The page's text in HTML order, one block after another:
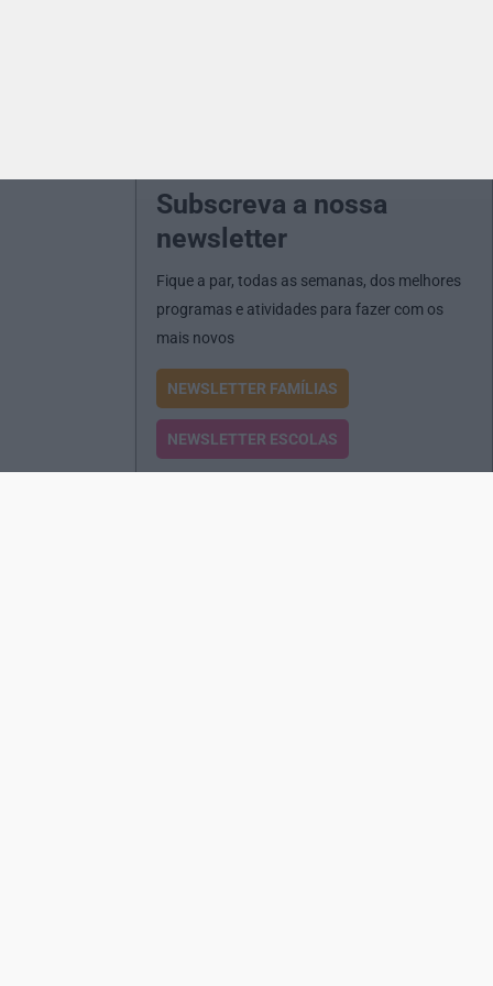
Subscreva a nossa
newsletter
Fique a par, todas as semanas, dos melhores
programas e atividades para fazer com os
mais novos
NEWSLETTER FAMÍLIAS
NEWSLETTER ESCOLAS